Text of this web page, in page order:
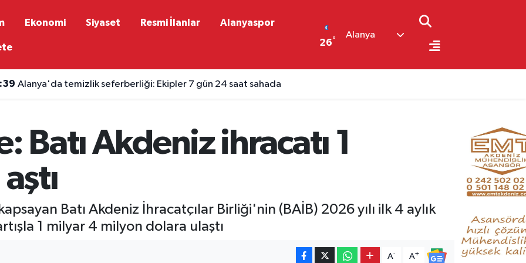
Ekonomi Siyaset Resmi İlanlar Alanyaspor
26°
Alanya
Alanya'da temizlik seferberliği: Ekipler 7 gün 24 saat sahada
Batı Akdeniz ihracatı 1
Batı Akdeniz İhracatçılar Birliği'nin (BAİB) 2026 yılı ilk 4 aylık
1 milyar 4 milyon dolara ulaştı
A- A+